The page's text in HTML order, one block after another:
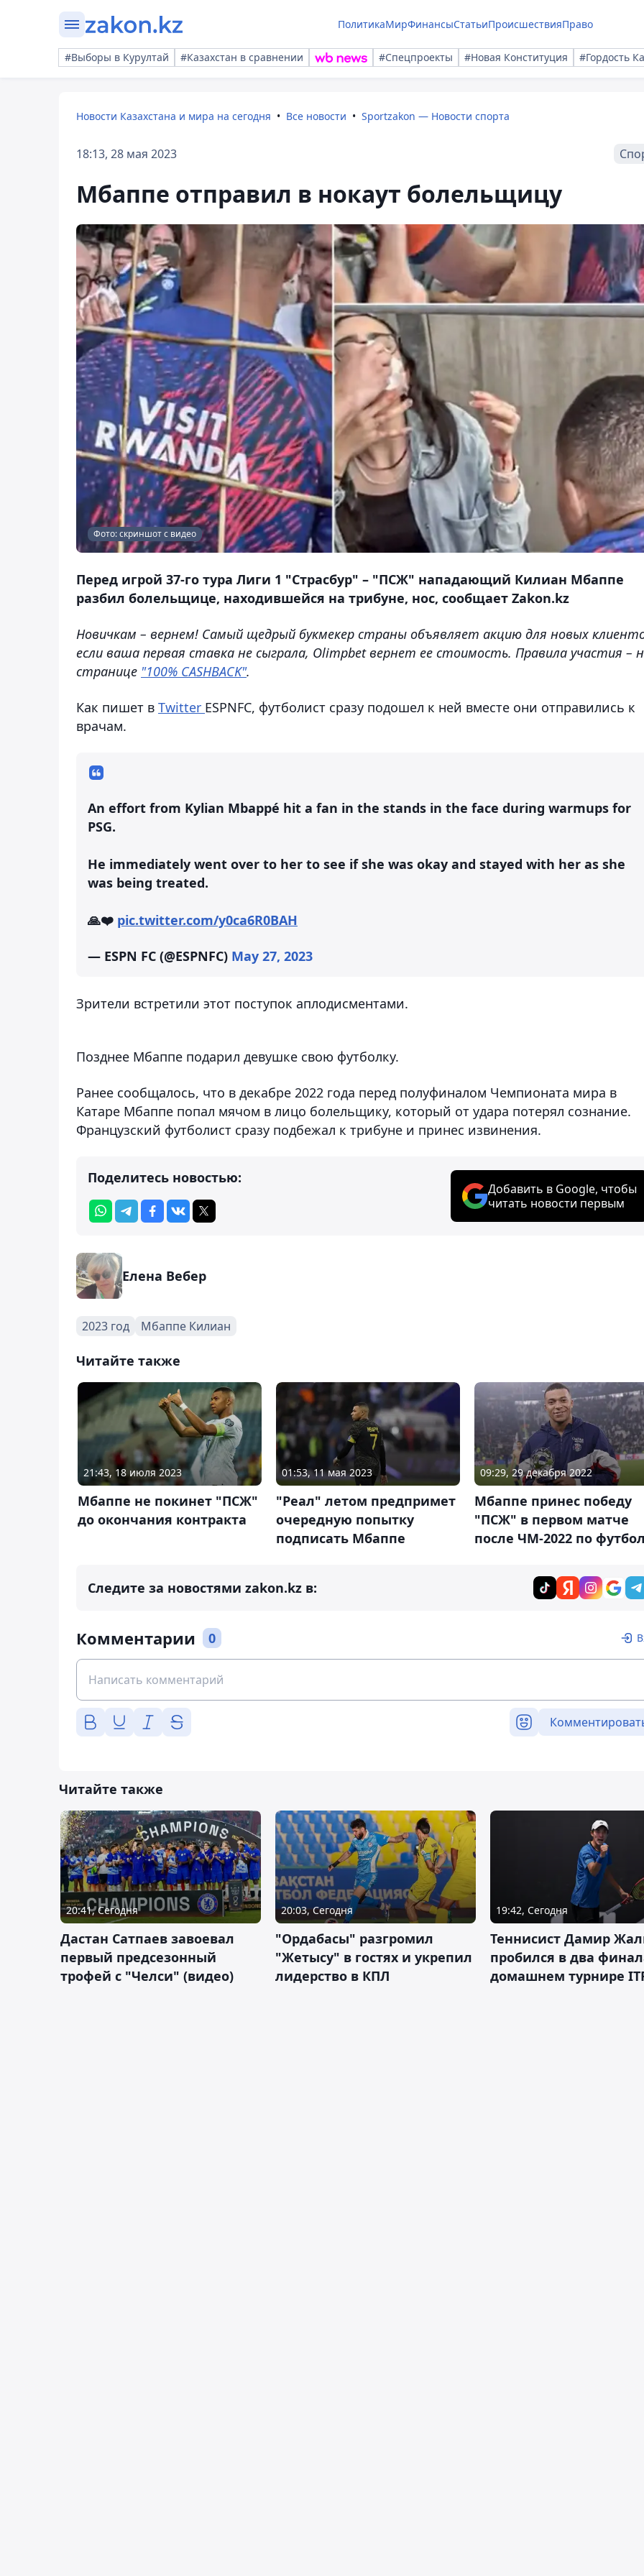
ПолитикаМирФинансыСтатьиПроисшествияПраво
#Выборы в Курултай #Казахстан в сравнении #Спецпроекты #Новая Конституция #Гордость
Новости Казахстана и мира на сегодня Все новости Sportzakon — Новости спорта
18:13, 28 мая 2023
Мбаппе отправил в нокаут болельщицу
Фото: скриншот с видео
Перед игрой 37-го тура Лиги 1 "Страсбур" – "ПСЖ" нападающий Килиан Мбаппе
разбил болельщице, находившейся на трибуне, нос, сообщает Zakon.kz
Новичкам – вернем! Самый щедрый букмекер страны объявляет акцию для новых
если ваша первая ставка не сыграла, Olimpbet вернет ее стоимость. Правила участия –
странице "100% CASHBACK".
Как пишет в Twitter ESPNFC, футболист сразу подошел к ней вместе они отправились к
врачам.
An effort from Kylian Mbappé hit a fan in the stands in the face during warmups for
PSG.
He immediately went over to her to see if she was okay and stayed with her as she
was being treated.
🙏❤️ pic.twitter.com/y0ca6R0BAH
— ESPN FC (@ESPNFC) May 27, 2023
Зрители встретили этот поступок аплодисментами.
Позднее Мбаппе подарил девушке свою футболку.
Ранее сообщалось, что в декабре 2022 года перед полуфиналом Чемпионата мира в
Катаре Мбаппе попал мячом в лицо болельщику, который от удара потерял сознание.
Французский футболист сразу подбежал к трибуне и принес извинения.
Поделитесь новостью:
Добавить в Google, чтобы
читать новости первым
Елена Вебер
2023 год Мбаппе Килиан
Читайте также
21:43, 18 июля 2023
Мбаппе не покинет "ПСЖ"
до окончания контракта
01:53, 11 мая 2023
"Реал" летом предпримет
очередную попытку
подписать Мбаппе
09:29, 29 декабря 2022
Мбаппе принес победу
"ПСЖ" в первом матче
после ЧМ-2022 по
Следите за новостями zakon.kz в:
Комментарии 0
Читайте также
20:41, Сегодня
Дастан Сатпаев завоевал
первый предсезонный
трофей с "Челси" (видео)
20:03, Сегодня
"Ордабасы" разгромил
"Жетысу" в гостях и укрепил
лидерство в КПЛ
19:42, Сегодня
Теннисист Дамир
пробился в два
домашнем турнире